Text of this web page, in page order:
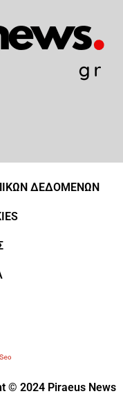
ΔΕΔΟΜΕΝΩΝ
© 2024 Piraeus News